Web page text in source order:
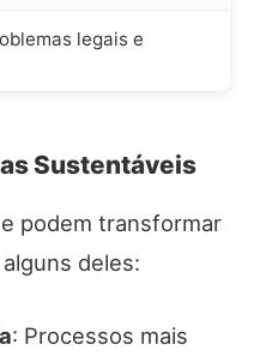
legais e
Sustentáveis
podem transformar
deles:
: Processos mais